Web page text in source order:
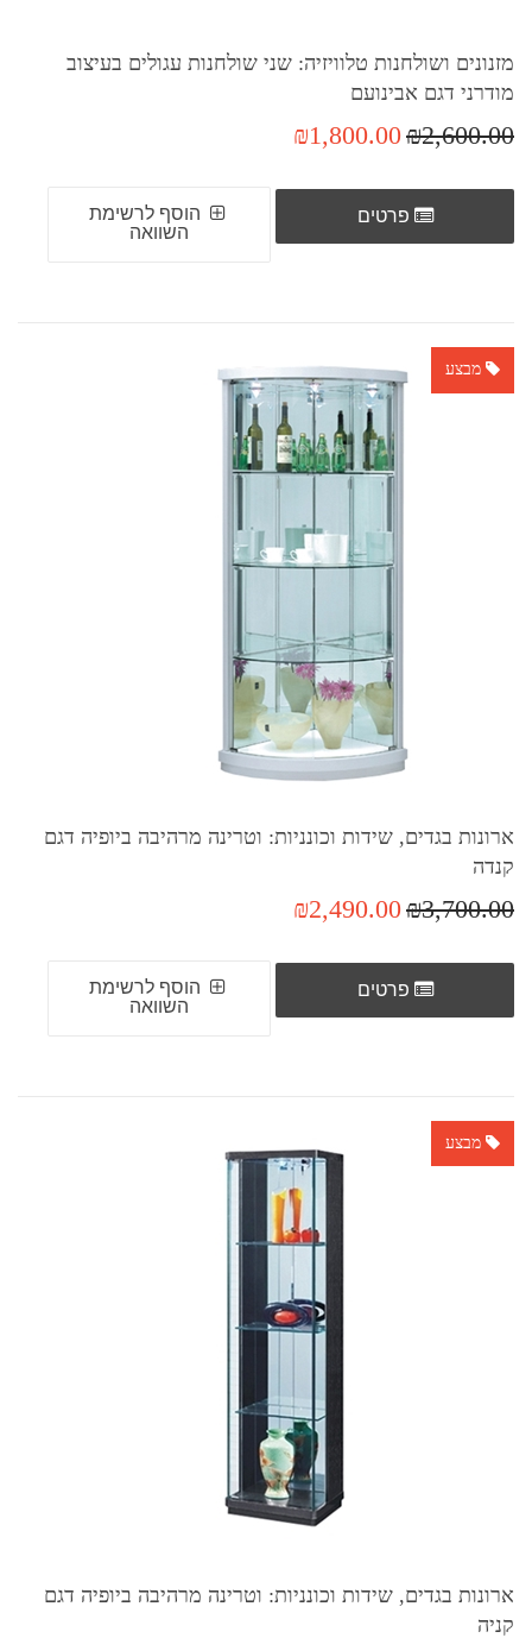
מזנונים ושולחנות טלוויזיה: שני שולחנות עגולים בעיצוב
מודרני דגם אבינועם
₪2,600.00
₪1,800.00
פרטים
הוסף לרשימת
השוואה
מבצע
ארונות בגדים, שידות וכונניות: וטרינה מרהיבה ביופיה דגם
קנדה
₪3,700.00
₪2,490.00
פרטים
הוסף לרשימת
השוואה
מבצע
ארונות בגדים, שידות וכונניות: וטרינה מרהיבה ביופיה דגם
קניה